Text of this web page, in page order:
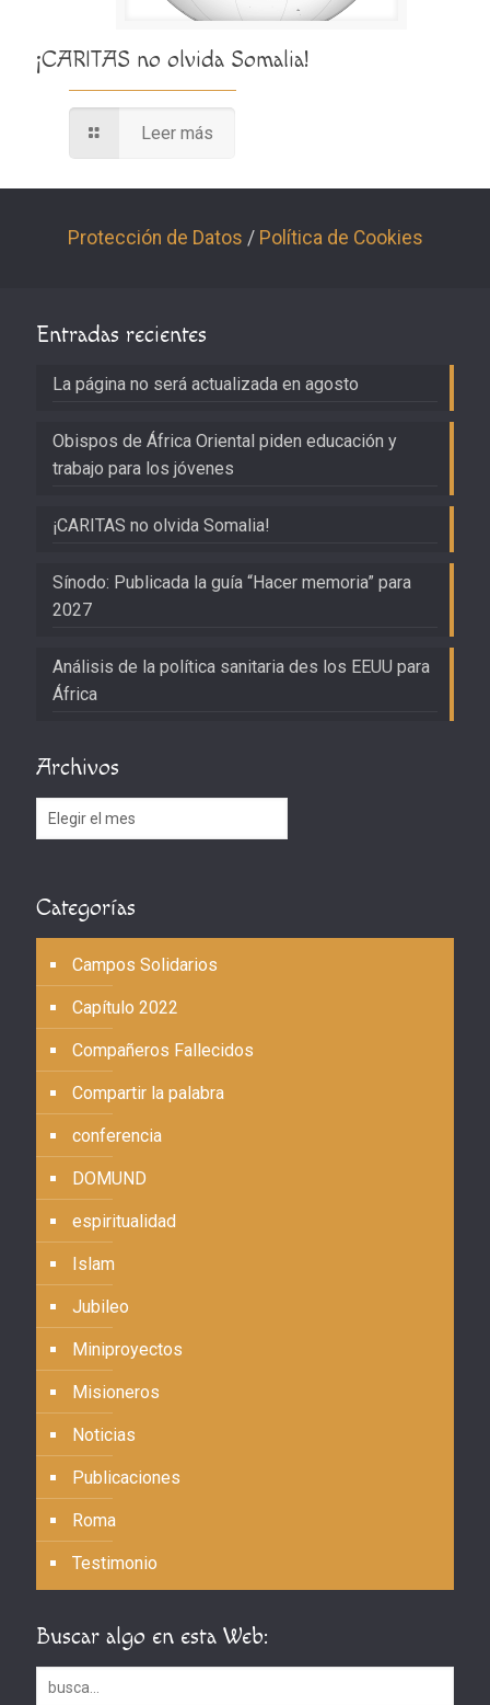
¡CARITAS no olvida Somalia!
Leer más
Protección de Datos / Política de Cookies
Entradas recientes
La página no será actualizada en agosto
Obispos de África Oriental piden educación y
trabajo para los jóvenes
¡CARITAS no olvida Somalia!
Sínodo: Publicada la guía “Hacer memoria” para
2027
Análisis de la política sanitaria des los EEUU para
África
Archivos
Archivos
Categorías
Campos Solidarios
Capítulo 2022
Compañeros Fallecidos
Compartir la palabra
conferencia
DOMUND
espiritualidad
Islam
Jubileo
Miniproyectos
Misioneros
Noticias
Publicaciones
Roma
Testimonio
Buscar algo en esta Web: